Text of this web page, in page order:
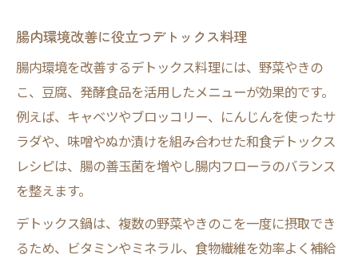
腸内環境改善に役立つデトックス料理
腸内環境を改善するデトックス料理には、野菜やきの
こ、豆腐、発酵食品を活用したメニューが効果的です。
例えば、キャベツやブロッコリー、にんじんを使ったサ
ラダや、味噌やぬか漬けを組み合わせた和食デトックス
レシピは、腸の善玉菌を増やし腸内フローラのバランス
を整えます。
デトックス鍋は、複数の野菜やきのこを一度に摂取でき
るため、ビタミンやミネラル、食物繊維を効率よく補給